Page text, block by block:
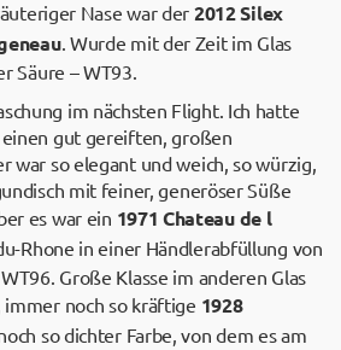
Nase war der 2012 Silex
. Wurde mit der Zeit im Glas
Säure – WT93.
im nächsten Flight. Ich hatte
gut gereiften, großen
war so elegant und weich, so würzig,
mit feiner, generöser Süße
es war ein 1971 Chateau de l
Rhone in einer Händlerabfüllung von
Große Klasse im anderen Glas
noch so kräftige 1928
so dichter Farbe, von dem es am